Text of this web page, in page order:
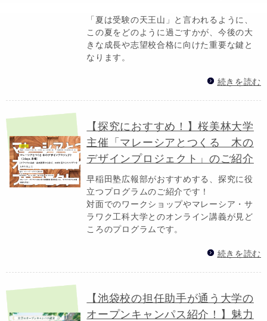
「夏は受験の天王山」と言われるように、
この夏をどのように過ごすかが、今後の大
きな成長や志望校合格に向けた重要な鍵と
なります。
続きを読む
【探究におすすめ！】桜美林大学
主催「マレーシアとつくる 木の
デザインプロジェクト」のご紹介
早稲田塾広報部がおすすめする、探究に役
立つプログラムのご紹介です！
対面でのワークショップやマレーシア・サ
ラワク工科大学とのオンライン講義が見ど
ころのプログラムです。
続きを読む
【池袋校の担任助手が通う大学の
オープンキャンパス紹介！】魅力